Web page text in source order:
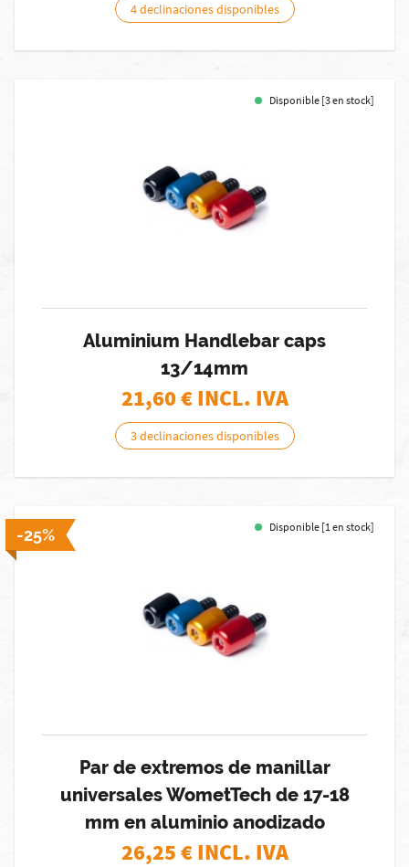
4 declinaciones disponibles
Disponible [3 en stock]
Aluminium Handlebar caps
13/14mm
21,60€ INCL. IVA
3 declinaciones disponibles
-25% Disponible [1 en stock]
Par de extremos de manillar
universales WometTech de 17-18
mm en aluminio anodizado
26,25€ INCL. IVA